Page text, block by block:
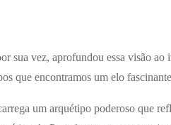
sua vez, aprofundou essa visão
que encontramos um elo
um arquétipo poderoso que